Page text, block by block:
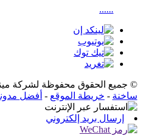
......
© جميع الحقوق محفوظة لشركة مينغكي -
ساخنة - خريطة الموقع - أفضل
إرسال بريد إلكتروني